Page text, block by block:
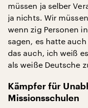
müssen ja selber
ja nichts. Wir
wenn zig Personen
sagen, es hatte
das auch, ich weiß
als weiße Deutsche
Kämpfer für
Missionsschulen